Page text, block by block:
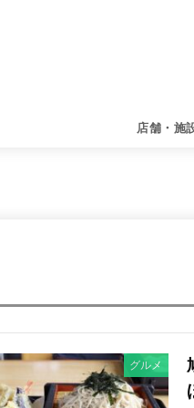
店舗・施
グルメ